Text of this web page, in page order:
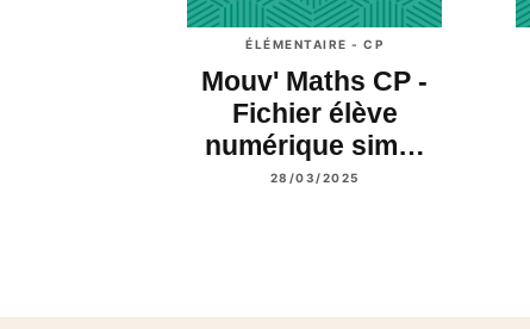
ÉLÉMENTAIRE - CP
Mouv' Maths CP -
Fichier élève
numérique sim…
28/03/2025